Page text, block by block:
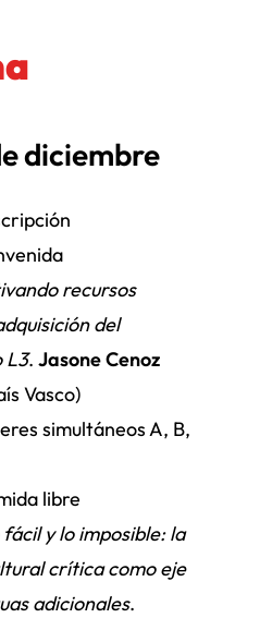
diciembre
recursos
del
L3.Jasone Cenoz
Vasco)
simultáneos A, B,
libre
fácil y lo imposible: la
crítica como eje
adicionales.